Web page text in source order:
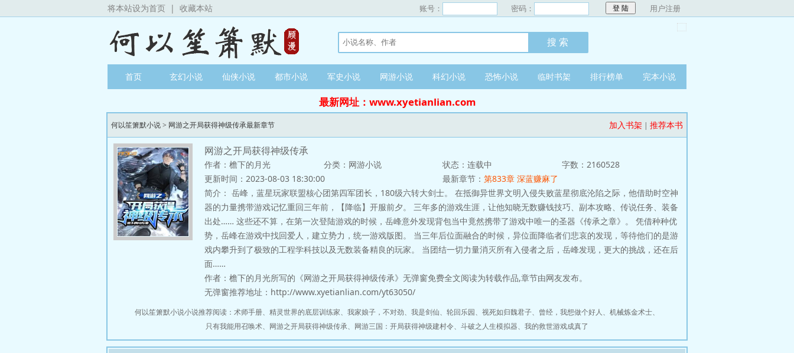
将本站设为首页 | 收藏本站 账号： 密码： 用户注册
首页 玄幻小说 仙侠小说 都市小说 军史小说 网游小说 科幻小说 恐怖小说 临时书架 排行榜单 完本小说
最新网址：www.xyetianlian.com
何以笙箫默小说> 网游之开局获得神级传承最新章节 加入书架 | 推荐本书
网游之开局获得神级传承
作者：檐下的月光 分类：网游小说 状态：连载中
字数：2160528
更新时间：2023-08-03 18:30:00
最新章节： 第833章 深蓝赚麻了
简介： 岳峰，蓝星玩家联盟核心团第四军团长，180级六转大剑士。 在抵御异世界文明入侵失败蓝星彻底沦陷之际，他借助时空神
器的力量携带游戏记忆重回三年前，【降临】开服前夕。 三年多的游戏生涯，让他知晓无数赚钱技巧、副本攻略、传说任务、装备
出处…… 这些还不算，在第一次登陆游戏的时候，岳峰意外发现背包当中竟然携带了游戏中唯一的圣器《传承之章》。 凭借种种优
势，岳峰在游戏中找回爱人，建立势力，统一游戏版图。 当三年后位面融合的时候，异位面降临者们悲哀的发现，等待他们的是游
戏内攀升到了极致的工程学科技以及无数装备精良的玩家。 当团结一切力量消灭所有入侵者之后，岳峰发现，更大的挑战，还在后
面……
作者：檐下的月光所写的《网游之开局获得神级传承》无弹窗免费全文阅读为转载作品,章节由网友发布。
无弹窗推荐地址：http://www.xyetianlian.com/yt63050/
何以笙箫默小说小说推荐阅读： 术师手册、 精灵世界的底层训练家、 我家娘子，不对劲、 我是剑仙、 轮回乐园、 视死如归魏君子、 曾经，我想做个好人、 机械炼金术士、
只有我能用召唤术、 网游之开局获得神级传承、 网游三国：开局获得神级建村令、 斗破之人生模拟器、 我的救世游戏成真了